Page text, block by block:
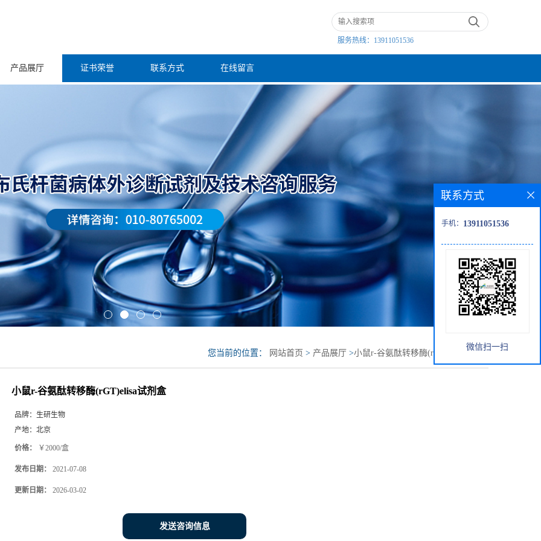
服务热线： 13911051536
产品展厅 证书荣誉 联系方式 在线留言
您当前的位置： 网站首页 > 产品展厅 >小鼠r-谷氨酞转移酶(rGT)elisa试剂盒
小鼠r-谷氨酞转移酶(rGT)elisa试剂盒
品牌： 生研生物
产地： 北京
价格： ￥2000/盒
发布日期： 2021-07-08
更新日期： 2026-03-02
发送咨询信息
联系方式
手机： 13911051536
微信扫一扫